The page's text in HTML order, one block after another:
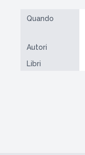
Quando
Autori
Libri